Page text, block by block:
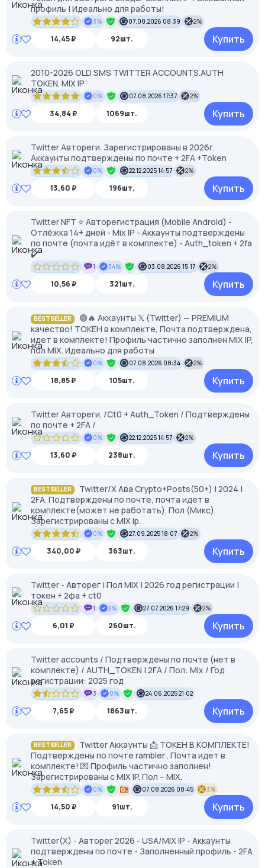
профиль | Идеально для работы!
3% 07.08.2026 08:39 2%
14,45 ₽ 92шт. Купить
2010-2026 OLD SMS TWITTER ACCOUNTS.AUTH
TOKEN. MIX IP
0% 07.08.2026 17:37 2%
34,84 ₽ 1069шт. Купить
Twitter Автореги. Зарегистрированы в 2026г.
Аккаунты подтверждены по почте + 2FA +Token
0% 22.12.2025 14:57 2%
13,60 ₽ 196шт. Купить
Twitter NFT ⭐ Авторегистрация (Mobile Android) -
Отлёжка 14+ дней - Mix IP - Аккаунты подтверждены
по почте (почта идёт в комплекте) - Auth_token + 2fa
✔️
1 34% 03.08.2026 15:17 2%
10,56 ₽ 321шт. Купить
BESTSELLER
🟣🔥 Аккаунты 𝕏 (Twitter) — PREMIUM
качество! ТОКЕН в комплекте, Почта подтверждена,
идет в комплекте! Профиль частично заполнен MIX IP,
пол MIX. Идеально для работы
0% 07.08.2026 08:34 2%
18,85 ₽ 105шт. Купить
Twitter Автореги. /Ct0 + Auth_Token / Подтверждены
по почте + 2FA /
0% 22.12.2025 14:57 2%
13,60 ₽ 238шт. Купить
BESTSELLER
Twitter/X Ава Crypto+Posts(50+) | 2024 |
2FA. Подтверждены по почте, почта идет в
комплекте(может не работать). Пол (Микс).
Зарегистрированы с MIX ip.
0% 27.09.2025 18:07 2%
340,00 ₽ 363шт. Купить
Twitter - Авторег | Пол МIX | 2026 год регистрации |
токен + 2фа + ct0
1 2% 27.07.2026 17:29 2%
6,01 ₽ 260шт. Купить
Twitter accounts / Подтверждены по почте (нет в
комплекте) / AUTH_TOKEN | 2FA / Пол: Mix / Год
регистрации: 2025 год
3 0% 24.06.2025 21:02
7,65 ₽ 1863шт. Купить
BESTSELLER
Twitter Аккаунты 📩 ТОКЕН В КОМПЛЕКТЕ!
Подтверждены по почте rambler . Почта идет в
комплекте! 💌 Профиль частично заполнен!
Зарегистрированы с MIX IP. Пол – MIX.
0% 07.08.2026 08:45 3%
14,50 ₽ 91шт. Купить
Twitter(X) - Авторег 2026 - USA/MIX IP - Аккаунты
подтверждены по почте - Заполненный профиль - 2FA
+ Token